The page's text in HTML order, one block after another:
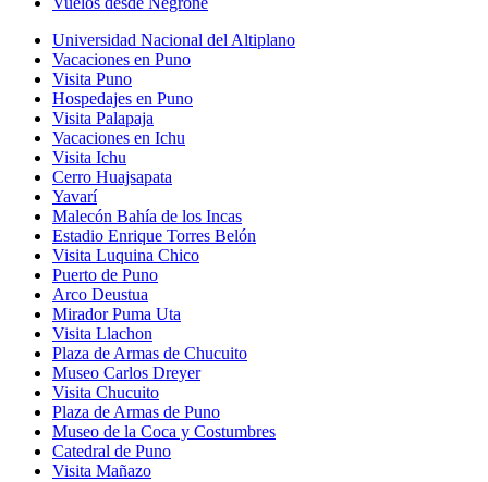
Universidad Nacional del Altiplano
Vacaciones en Puno
Visita Puno
Hospedajes en Puno
Visita Palapaja
Vacaciones en Ichu
Visita Ichu
Cerro Huajsapata
Yavarí
Malecón Bahía de los Incas
Estadio Enrique Torres Belón
Visita Luquina Chico
Puerto de Puno
Arco Deustua
Mirador Puma Uta
Visita Llachon
Plaza de Armas de Chucuito
Museo Carlos Dreyer
Visita Chucuito
Plaza de Armas de Puno
Museo de la Coca y Costumbres
Catedral de Puno
Visita Mañazo